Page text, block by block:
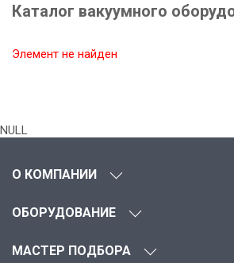
Каталог вакуумного
Элемент не найден
NULL
О КОМПАНИИ
ОБОРУДОВАНИЕ
МАСТЕР ПОДБОРА